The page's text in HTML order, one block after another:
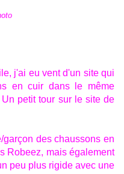
j'ai eu vent d'un site qui
en cuir dans le même
petit tour sur le site de
des chaussons en
Robeez, mais également
peu plus rigide avec une